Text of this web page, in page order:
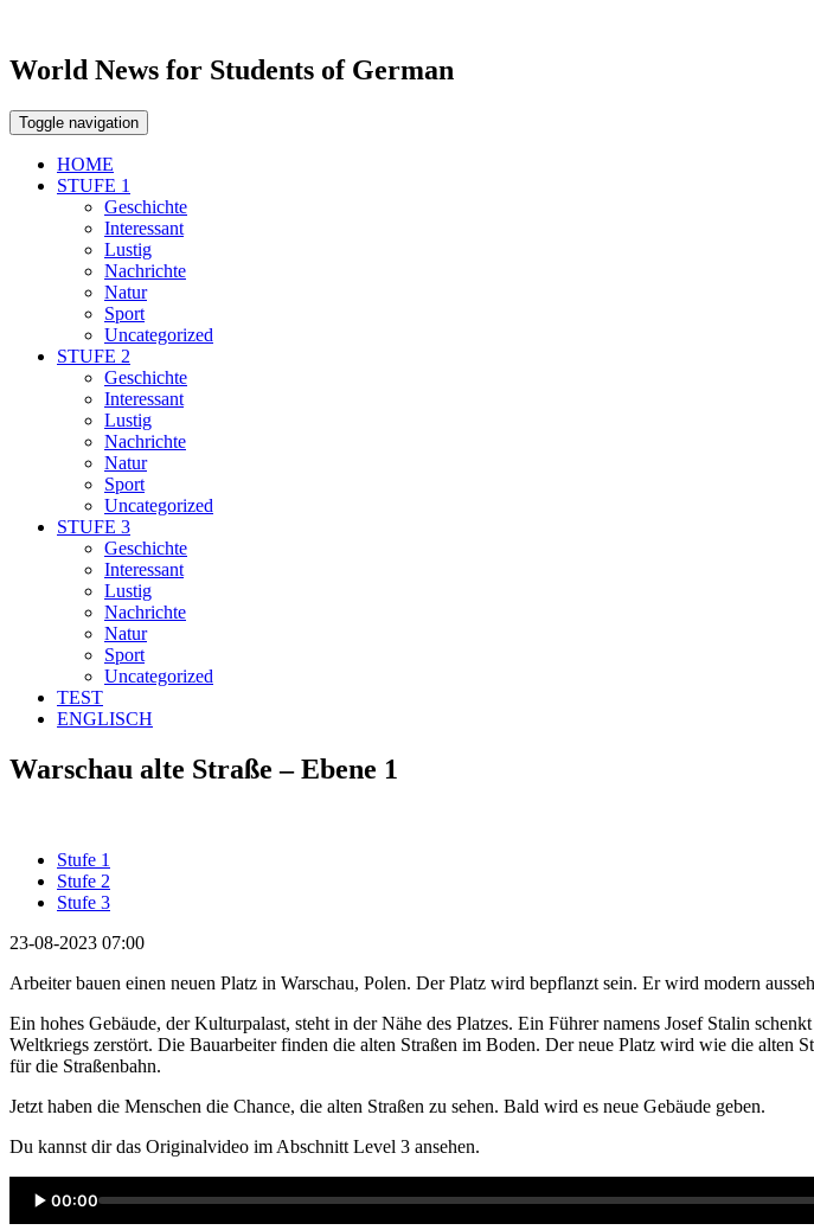
World News for Students of German
Toggle navigation
HOME
STUFE 1
Geschichte
Interessant
Lustig
Nachrichte
Natur
Sport
Uncategorized
STUFE 2
Geschichte
Interessant
Lustig
Nachrichte
Natur
Sport
Uncategorized
STUFE 3
Geschichte
Interessant
Lustig
Nachrichte
Natur
Sport
Uncategorized
TEST
ENGLISCH
Warschau alte Straße – Ebene 1
Stufe 1
Stufe 2
Stufe 3
23-08-2023 07:00
Arbeiter bauen einen neuen Platz in Warschau, Polen. Der Platz wird bepflanzt sein. Er wird modern
Ein hohes Gebäude, der Kulturpalast, steht in der Nähe des Platzes. Ein Führer namens Josef Stalin
Weltkriegs zerstört. Die Bauarbeiter finden die alten Straßen im Boden. Der neue Platz wird wie die alten
für die Straßenbahn.
Jetzt haben die Menschen die Chance, die alten Straßen zu sehen. Bald wird es neue Gebäude geben.
Du kannst dir das Originalvideo im Abschnitt Level 3 ansehen.
00:00